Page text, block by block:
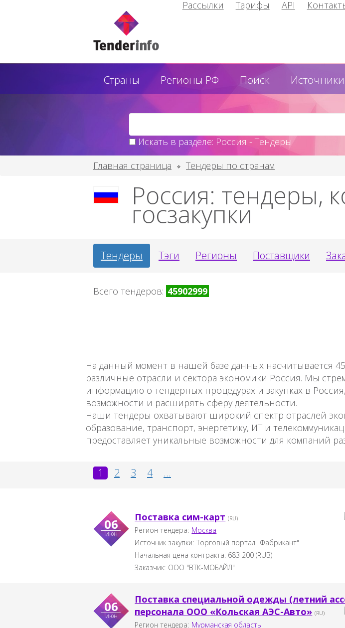
Рассылки Тарифы API
Страны Регионы РФ Поиск Источники
Искать в разделе: Россия - Тендеры
Главная страница
Тендеры по странам
Россия: тендеры,
госзакупки
Тендеры Тэги Регионы Поставщики
Всего тендеров: 45902999
На данный момент в нашей базе данных насчитывается
различные отрасли и сектора экономики Россия. Мы
информацию о тендерных процедурах и закупках в
возможности и расширять сферу деятельности.
Наши тендеры охватывают широкий спектр отраслей
образование, транспорт, энергетику, ИТ и
предоставляет уникальные возможности для компаний
1 2 3 4 ...
06
июн
Поставка сим-карт (RU)
Регион тендера: Москва
Источник закупки: Торговый портал "Фабрикант"
Начальная цена контракта: 683 200 (RUB)
Заказчик: ООО "ВТК-МОБАЙЛ"
06
июн
Поставка специальной одежды (летний
персонала ООО «Кольская АЭС-Авто» (RU)
Регион тендера: Мурманская область